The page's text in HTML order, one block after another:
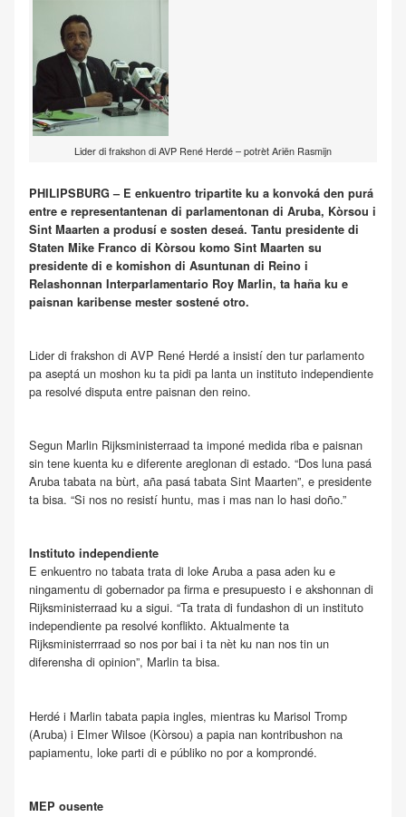
Lider di frakshon di AVP René Herdé – potrèt Ariën Rasmijn
PHILIPSBURG – E enkuentro tripartite ku a konvoká den purá
entre e representantenan di parlamentonan di Aruba, Kòrsou i
Sint Maarten a produsí e sosten deseá. Tantu presidente di
Staten Mike Franco di Kòrsou komo Sint Maarten su
presidente di e komishon di Asuntunan di Reino i
Relashonnan Interparlamentario Roy Marlin, ta haña ku e
paisnan karibense mester sostené otro.
Lider di frakshon di AVP René Herdé a insistí den tur parlamento
pa aseptá un moshon ku ta pidi pa lanta un instituto independiente
pa resolvé disputa entre paisnan den reino.
Segun Marlin Rijksministerraad ta imponé medida riba e paisnan
sin tene kuenta ku e diferente areglonan di estado. “Dos luna pasá
Aruba tabata na bùrt, aña pasá tabata Sint Maarten”, e presidente
ta bisa. “Si nos no resistí huntu, mas i mas nan lo hasi doño.”
Instituto independiente
E enkuentro no tabata trata di loke Aruba a pasa aden ku e
ningamentu di gobernador pa firma e presupuesto i e akshonnan di
Rijksministerraad ku a sigui. “Ta trata di fundashon di un instituto
independiente pa resolvé konflikto. Aktualmente ta
Rijksministerrraad so nos por bai i ta nèt ku nan nos tin un
diferensha di opinion”, Marlin ta bisa.
Herdé i Marlin tabata papia ingles, mientras ku Marisol Tromp
(Aruba) i Elmer Wilsoe (Kòrsou) a papia nan kontribushon na
papiamentu, loke parti di e públiko no por a komprondé.
MEP ousente